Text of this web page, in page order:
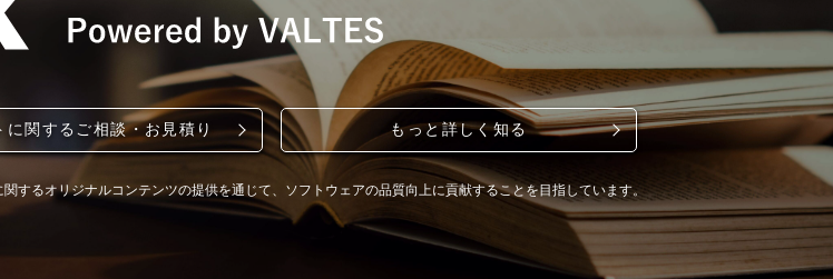
に関するご相談・お見積り もっと詳しく知る
するオリジナルコンテンツの提供を通じて、ソフトウェアの品質向上に貢献することを目指しています。